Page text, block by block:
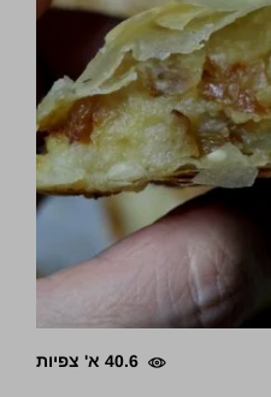
40.6 א' צפיות